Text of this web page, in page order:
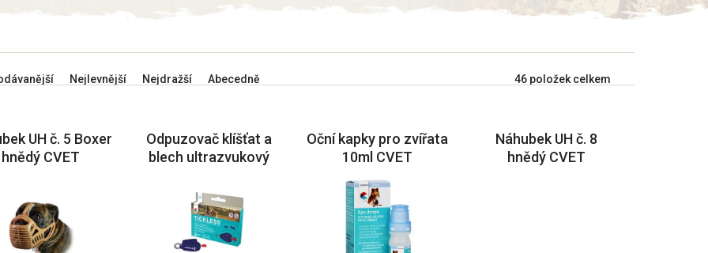
Nejlevnější Nejdražší Abecedně 46 položek celkem
UH č. 5 Boxer
hnědý CVET
Odpuzovač klíšťat a
blech ultrazvukový
Oční kapky pro zvířata
10ml CVET
Náhubek UH č. 8
hnědý CVET